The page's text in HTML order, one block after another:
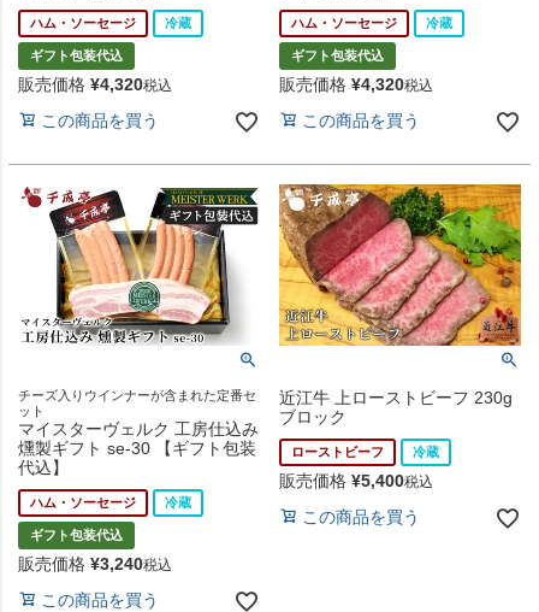
ハム・ソーセージ 冷蔵
ギフト包装代込
販売価格 ¥4,320税込
この商品を買う
ハム・ソーセージ 冷蔵
ギフト包装代込
販売価格 ¥4,320税込
この商品を買う
チーズ入りウインナーが含まれた定番セ
ット
マイスターヴェルク 工房仕込み
燻製ギフト se-30 【ギフト包装
代込】
ハム・ソーセージ 冷蔵
ギフト包装代込
販売価格 ¥3,240税込
この商品を買う
近江牛 上ローストビーフ 230g
ブロック
ローストビーフ 冷蔵
販売価格 ¥5,400税込
この商品を買う